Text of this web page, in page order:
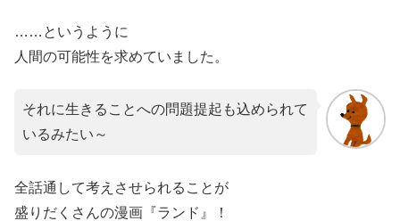
……というように
人間の可能性を求めていました。
それに生きることへの問題提起も込められて
いるみたい～
全話通して考えさせられることが
盛りだくさんの漫画『ランド』！